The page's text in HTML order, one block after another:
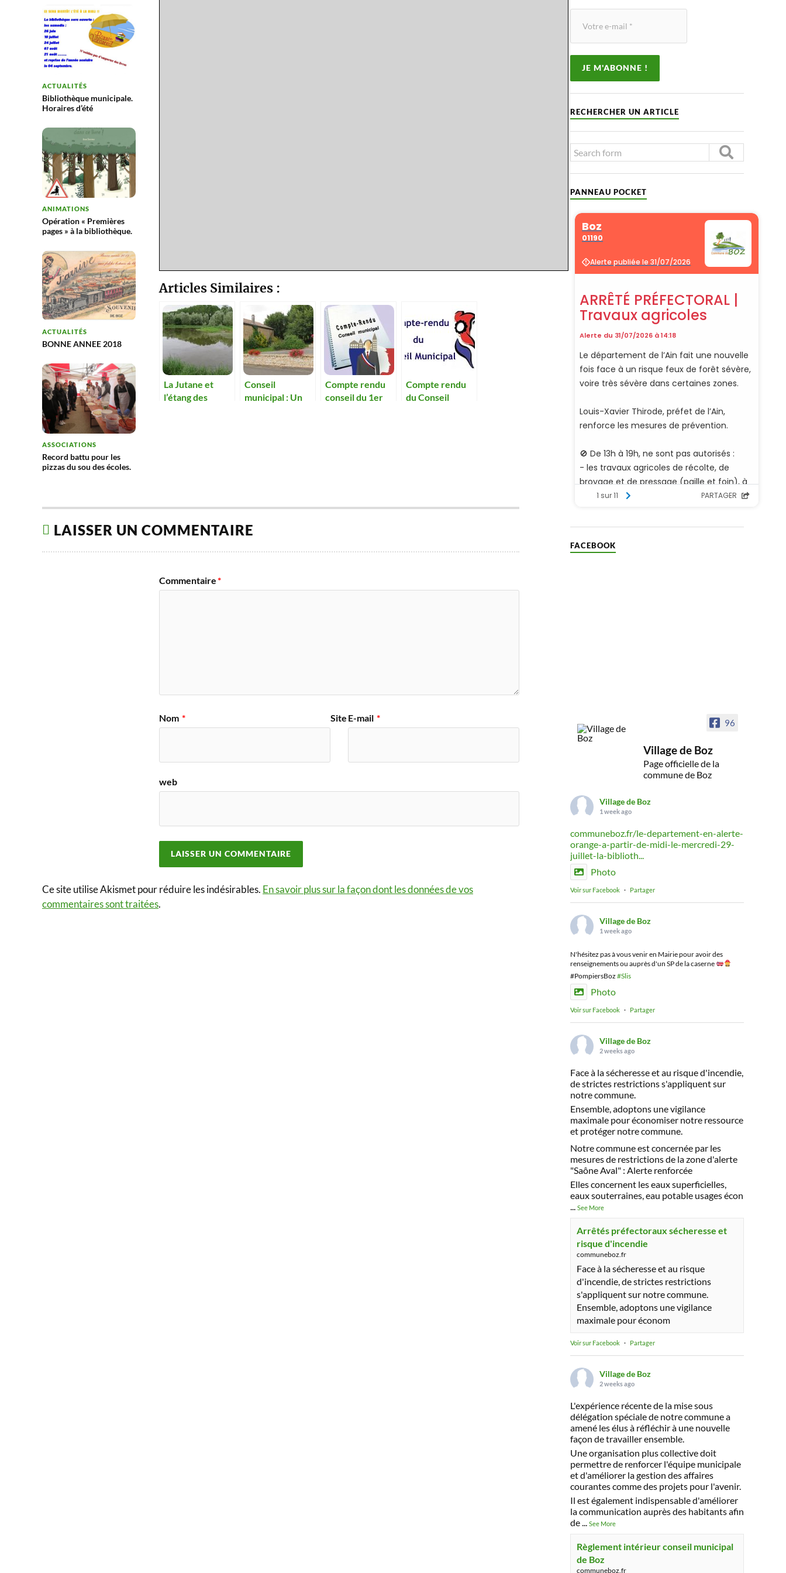
ACTUALITÉS
Bibliothèque municipale.
Horaires d’été
ANIMATIONS
Opération « Premières
pages » à la bibliothèque.
ACTUALITÉS
BONNE ANNEE 2018
ASSOCIATIONS
Record battu pour les
pizzas du sou des écoles.
Articles Similaires :
La Jutane et
l’étang des
Conseil
municipal : Un
Compte rendu
conseil du 1er
Compte rendu
du Conseil
LAISSER UN COMMENTAIRE
Commentaire*
Nom * E-mail *
Site
web
Ce site utilise Akismet pour réduire les indésirables. En savoir plus sur la façon dont les données de vos
commentaires sont traitées.
RECHERCHER UN ARTICLE
PANNEAU POCKET
FACEBOOK
96
Village de Boz
Page officielle de la
commune de Boz
Village de Boz
1 week ago
communeboz.fr/le-departement-en-alerte-
orange-a-partir-de-midi-le-mercredi-29-
juillet-la-biblioth...
Photo
Voir sur Facebook · Partager
Village de Boz
1 week ago
N'hésitez pas à vous venir en Mairie pour avoir des
renseignements ou auprès d'un SP de la caserne
#PompiersBoz #Slis
Photo
Voir sur Facebook · Partager
Village de Boz
2 weeks ago
Face à la sécheresse et au risque d'incendie,
de strictes restrictions s'appliquent sur
notre commune.
Ensemble, adoptons une vigilance
maximale pour économiser notre ressource
et protéger notre commune.
Notre commune est concernée par les
mesures de restrictions de la zone d'alerte
"Saône Aval" : Alerte renforcée
Elles concernent les eaux superficielles,
eaux souterraines, eau potable usages écon
... See More
Arrêtés préfectoraux sécheresse et
risque d'incendie
communeboz.fr
Face à la sécheresse et au risque
d'incendie, de strictes restrictions
s'appliquent sur notre commune.
Ensemble, adoptons une vigilance
maximale pour économ
Voir sur Facebook · Partager
Village de Boz
2 weeks ago
L'expérience récente de la mise sous
délégation spéciale de notre commune a
amené les élus à réfléchir à une nouvelle
façon de travailler ensemble.
Une organisation plus collective doit
permettre de renforcer l'équipe municipale
et d'améliorer la gestion des affaires
courantes comme des projets pour l'avenir.
Il est également indispensable d'améliorer
la communication auprès des habitants afin
de... See More
Règlement intérieur conseil municipal
de Boz
communeboz.fr